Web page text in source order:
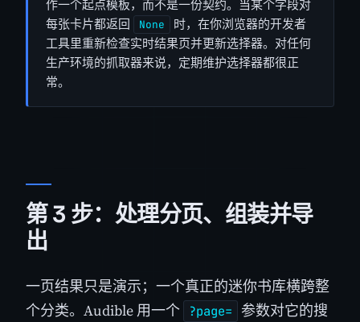
作一个起点模板，而不是一份契约。当某个字段对
每张卡片都返回
None
时，在你浏览器的开发者
工具里重新检查实时结果页并更新选择器。对任何
生产环境的抓取器来说，定期维护选择器都很正
常。
第 3 步：处理分页、组装并导
出
一页结果只是演示；一个真正的迷你书库横跨整
个分类。Audible 用一个
?page=
参数对它的搜